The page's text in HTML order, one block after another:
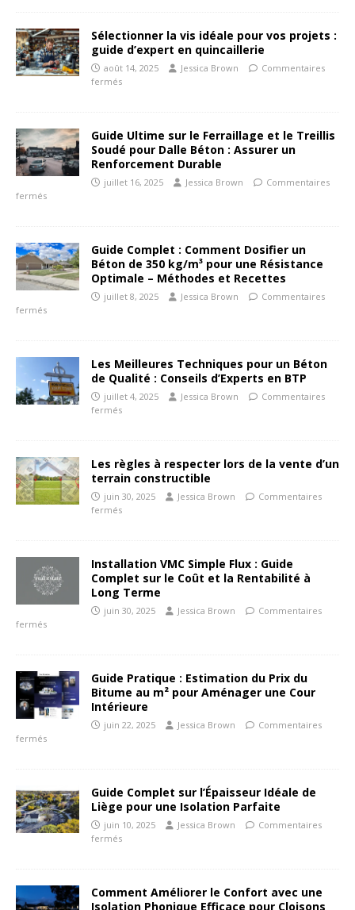
Sélectionner la vis idéale pour vos projets :
guide d’expert en quincaillerie
août 14, 2025 Jessica Brown
Commentaires
fermés
Guide Ultime sur le Ferraillage et le Treillis
Soudé pour Dalle Béton : Assurer un
Renforcement Durable
juillet 16, 2025 Jessica Brown
Commentaires
fermés
Guide Complet : Comment Dosifier un
Béton de 350 kg/m³ pour une Résistance
Optimale – Méthodes et Recettes
juillet 8, 2025 Jessica Brown
Commentaires
fermés
Les Meilleures Techniques pour un Béton
de Qualité : Conseils d’Experts en BTP
juillet 4, 2025 Jessica Brown
Commentaires
fermés
Les règles à respecter lors de la vente d’un
terrain constructible
juin 30, 2025 Jessica Brown
Commentaires
fermés
Installation VMC Simple Flux : Guide
Complet sur le Coût et la Rentabilité à
Long Terme
juin 30, 2025 Jessica Brown
Commentaires
fermés
Guide Pratique : Estimation du Prix du
Bitume au m² pour Aménager une Cour
Intérieure
juin 22, 2025 Jessica Brown
Commentaires
fermés
Guide Complet sur l’Épaisseur Idéale de
Liège pour une Isolation Parfaite
juin 10, 2025 Jessica Brown
Commentaires
fermés
Comment Améliorer le Confort avec une
Isolation Phonique Efficace pour Cloisons